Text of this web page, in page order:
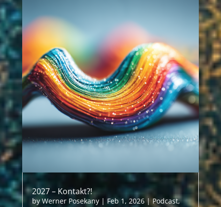
2027 – Kontakt?!
byWerner Posekany| Feb 1, 2026|Podcast,